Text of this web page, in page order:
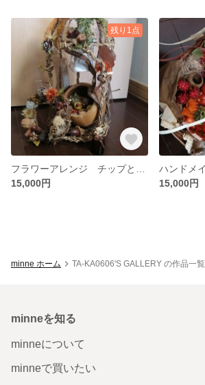
残り1点
15,000円
15,000円
minne ホーム TA-KA0606'S GALLERY の作品一覧
minneを知る
minneについて
minneで買いたい